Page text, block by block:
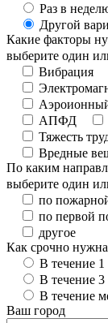
Раз в
Другой
Какие факторы
выберите один
Вибрация
Аэроионный
АПФД
Тяжесть
Вредные
По каким
выберите один
по
по первой
другое
Как срочно нужна
В течение 1
В течение 3
В течение
Ваш город